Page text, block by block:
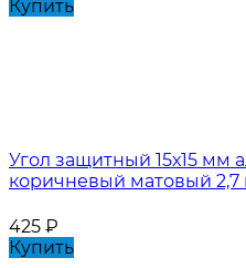
Купить
Угол защитный 15х15 мм
коричневый матовый 2,7
425 ₽
Купить